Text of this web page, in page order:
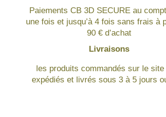
Paiements CB 3D SECURE au
une fois et jusqu’à 4 fois sans frais à
90 € d’achat
Livraisons
les produits commandés sur le site
expédiés et livrés sous 3 à 5 jours